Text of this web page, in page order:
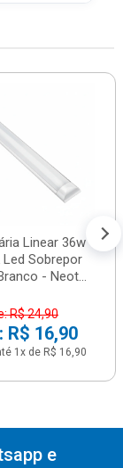
Linear 36w
Led Sobrepor
- Neot...
R$ 24,90
R$ 16,90
1x de R$ 16,90
e